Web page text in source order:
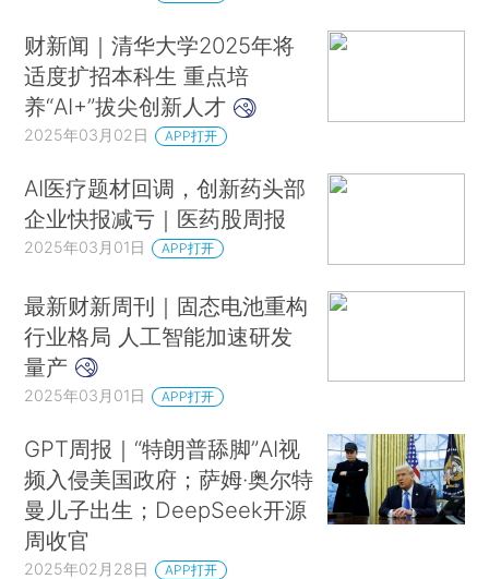
财新闻｜清华大学2025年将
适度扩招本科生 重点培
养“AI+”拔尖创新人才
2025年03月02日 APP打开
AI医疗题材回调，创新药头部
企业快报减亏｜医药股周报
2025年03月01日 APP打开
最新财新周刊｜固态电池重构
行业格局 人工智能加速研发
量产
2025年03月01日 APP打开
GPT周报｜“特朗普舔脚”AI视
频入侵美国政府；萨姆·奥尔特
曼儿子出生；DeepSeek开源
周收官
2025年02月28日 APP打开